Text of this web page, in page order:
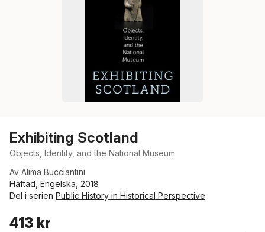
Exhibiting Scotland
Objects, Identity, and the National Museum
Av Alima Bucciantini
Häftad, Engelska, 2018
Del i serien Public History in Historical Perspective
413 kr